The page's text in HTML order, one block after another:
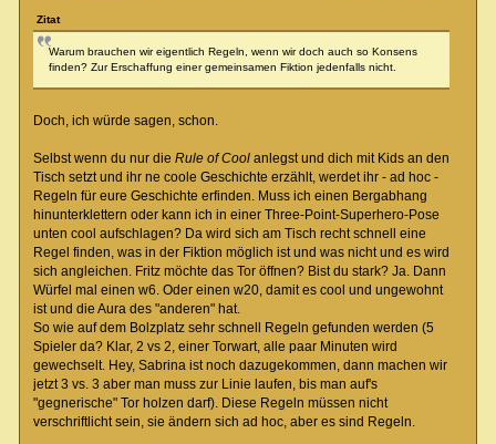
Zitat
Warum brauchen wir eigentlich Regeln, wenn wir doch auch so Konsens
finden? Zur Erschaffung einer gemeinsamen Fiktion jedenfalls nicht.
Doch, ich würde sagen, schon.
Selbst wenn du nur die Rule of Coolanlegst und dich mit Kids an den
Tisch setzt und ihr ne coole Geschichte erzählt, werdet ihr - ad hoc -
Regeln für eure Geschichte erfinden. Muss ich einen Bergabhang
hinunterklettern oder kann ich in einer Three-Point-Superhero-Pose
unten cool aufschlagen? Da wird sich am Tisch recht schnell eine
Regel finden, was in der Fiktion möglich ist und was nicht und es wird
sich angleichen. Fritz möchte das Tor öffnen? Bist du stark? Ja. Dann
Würfel mal einen w6. Oder einen w20, damit es cool und ungewohnt
ist und die Aura des "anderen" hat.
So wie auf dem Bolzplatz sehr schnell Regeln gefunden werden (5
Spieler da? Klar, 2 vs 2, einer Torwart, alle paar Minuten wird
gewechselt. Hey, Sabrina ist noch dazugekommen, dann machen wir
jetzt 3 vs. 3 aber man muss zur Linie laufen, bis man auf's
"gegnerische" Tor holzen darf). Diese Regeln müssen nicht
verschriftlicht sein, sie ändern sich ad hoc, aber es sind Regeln.